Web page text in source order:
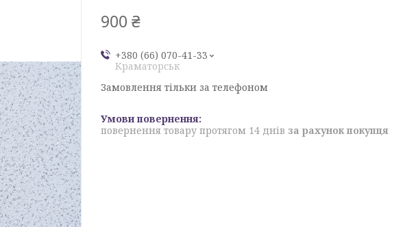
900 ₴
+380 (66) 070-41-33
Краматорськ
Замовлення тільки за телефоном
повернення товару протягом 14 днів за рахунок покупця